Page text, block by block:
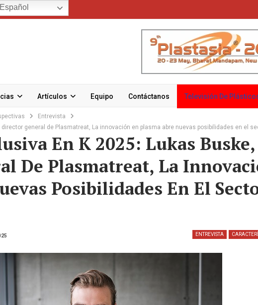
Español
Artículos Equipo Contáctanos Televisión De
Entrevista
general de Plasmatreat, La innovación en plasma abre nuevas posibilidades en el
En K 2025: Lukas Buske,
De Plasmatreat, La
Posibilidades En El
ENTREVISTA